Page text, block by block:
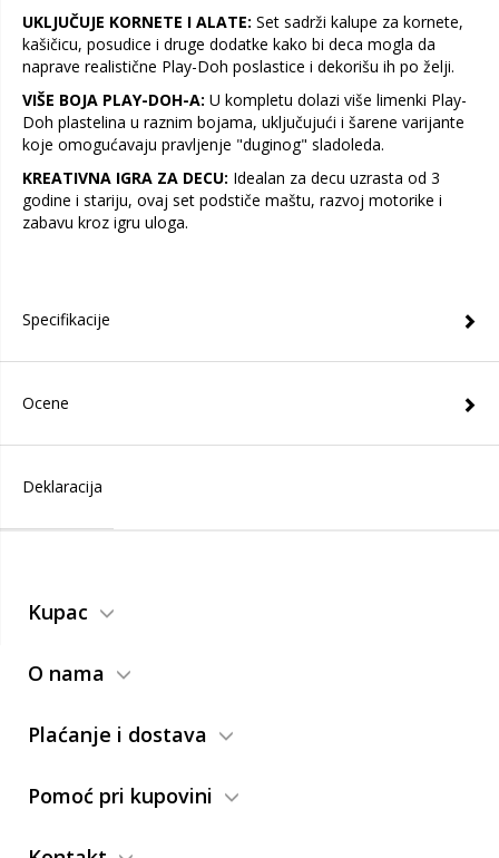
UKLJUČUJE KORNETE I ALATE: Set sadrži kalupe za kornete,
kašičicu, posudice i druge dodatke kako bi deca mogla da
naprave realistične Play-Doh poslastice i dekorišu ih po želji.
VIŠE BOJA PLAY-DOH-A: U kompletu dolazi više limenki Play-
Doh plastelina u raznim bojama, uključujući i šarene varijante
koje omogućavaju pravljenje "duginog" sladoleda.
KREATIVNA IGRA ZA DECU: Idealan za decu uzrasta od 3
godine i stariju, ovaj set podstiče maštu, razvoj motorike i
zabavu kroz igru uloga.
Specifikacije
Ocene
Deklaracija
Kupac
O nama
Plaćanje i dostava
Pomoć pri kupovini